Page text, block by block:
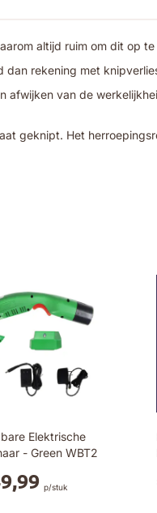
altijd ruim om dit op
dan rekening met
afwijken van de
geknipt. Het
Elektrische
- Green WBT2
p/stuk